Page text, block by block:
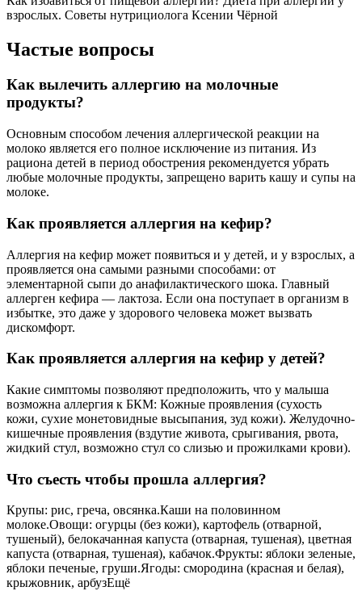
взрослых. Советы нутрициолога Ксении Чёрной
Частые вопросы
Как вылечить аллергию на молочные
продукты?
Основным способом лечения аллергической реакции на
молоко является его полное исключение из питания. Из
рациона детей в период обострения рекомендуется убрать
любые молочные продукты, запрещено варить кашу и супы на
молоке.
Как проявляется аллергия на кефир?
Аллергия на кефир может появиться и у детей, и у взрослых, а
проявляется она самыми разными способами: от
элементарной сыпи до анафилактического шока. Главный
аллерген кефира — лактоза. Если она поступает в организм в
избытке, это даже у здорового человека может вызвать
дискомфорт.
Как проявляется аллергия на кефир у детей?
Какие симптомы позволяют предположить, что у малыша
возможна аллергия к БКМ: Кожные проявления (сухость
кожи, сухие монетовидные высыпания, зуд кожи). Желудочно-
кишечные проявления (вздутие живота, срыгивания, рвота,
жидкий стул, возможно стул со слизью и прожилками крови).
Что съесть чтобы прошла аллергия?
Крупы: рис, греча, овсянка.Каши на половинном
молоке.Овощи: огурцы (без кожи), картофель (отварной,
тушеный), белокачанная капуста (отварная, тушеная), цветная
капуста (отварная, тушеная), кабачок.Фрукты: яблоки зеленые,
яблоки печеные, груши.Ягоды: смородина (красная и белая),
крыжовник, арбузЕщё